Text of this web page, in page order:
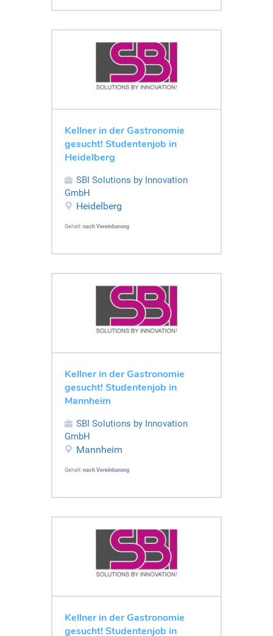
Kellner in der Gastronomie
gesucht! Studentenjob in
Heidelberg
SBI Solutions by Innovation
GmbH
Heidelberg
Gehalt: nach Vereinbarung
Kellner in der Gastronomie
gesucht! Studentenjob in
Mannheim
SBI Solutions by Innovation
GmbH
Mannheim
Gehalt: nach Vereinbarung
Kellner in der Gastronomie
gesucht! Studentenjob in